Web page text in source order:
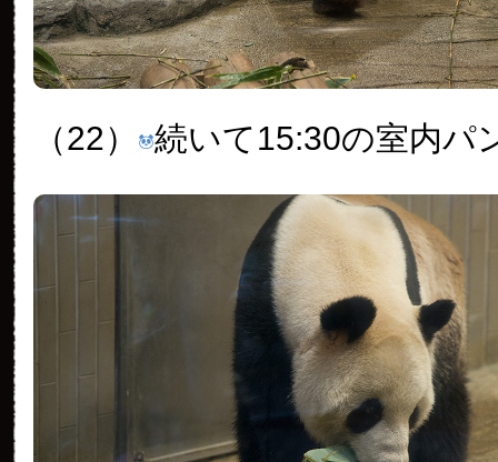
（22） 続いて15:30の室内パ